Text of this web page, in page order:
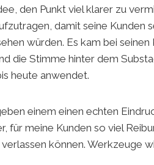
den Punkt viel klarer zu
damit seine Kunden
würden. Es kam bei
die Stimme hinter dem
heute anwendet.
einem einen echten
für meine Kunden so viel
können. Werkzeuge